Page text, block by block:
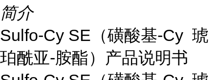
简介
Sulfo-Cy SE（磺酸基-Cy 琥
珀酰亚-胺酯）产品说明书